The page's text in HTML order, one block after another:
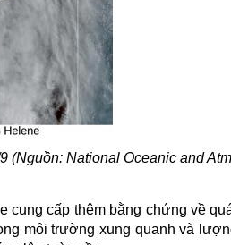
(Nguồn: National Oceanic and
cấp thêm bằng chứng về
môi trường xung quanh và